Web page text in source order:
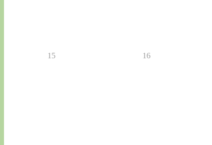
15 16